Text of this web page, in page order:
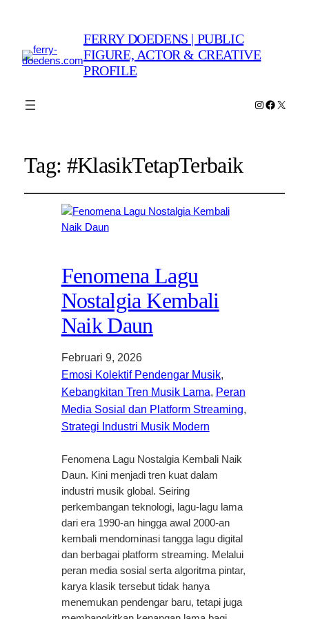
FERRY DOEDENS | PUBLIC
FIGURE, ACTOR & CREATIVE
PROFILE
Instagram
X
Tag: #KlasikTetapTerbaik
Fenomena Lagu
Nostalgia Kembali
Naik Daun
Februari 9, 2026
Emosi Kolektif Pendengar Musik
Kebangkitan Tren Musik Lama, Peran
Media Sosial dan Platform Streaming
Strategi Industri Musik Modern
Fenomena Lagu Nostalgia Kembali Naik
Daun. Kini menjadi tren kuat dalam
industri musik global. Seiring
perkembangan teknologi, lagu-lagu lama
dari era 1990-an hingga awal 2000-an
kembali mendominasi tangga lagu digital
dan berbagai platform streaming. Melalui
peran media sosial serta algoritma pintar,
karya klasik tersebut tidak hanya
menemukan pendengar baru, tetapi juga